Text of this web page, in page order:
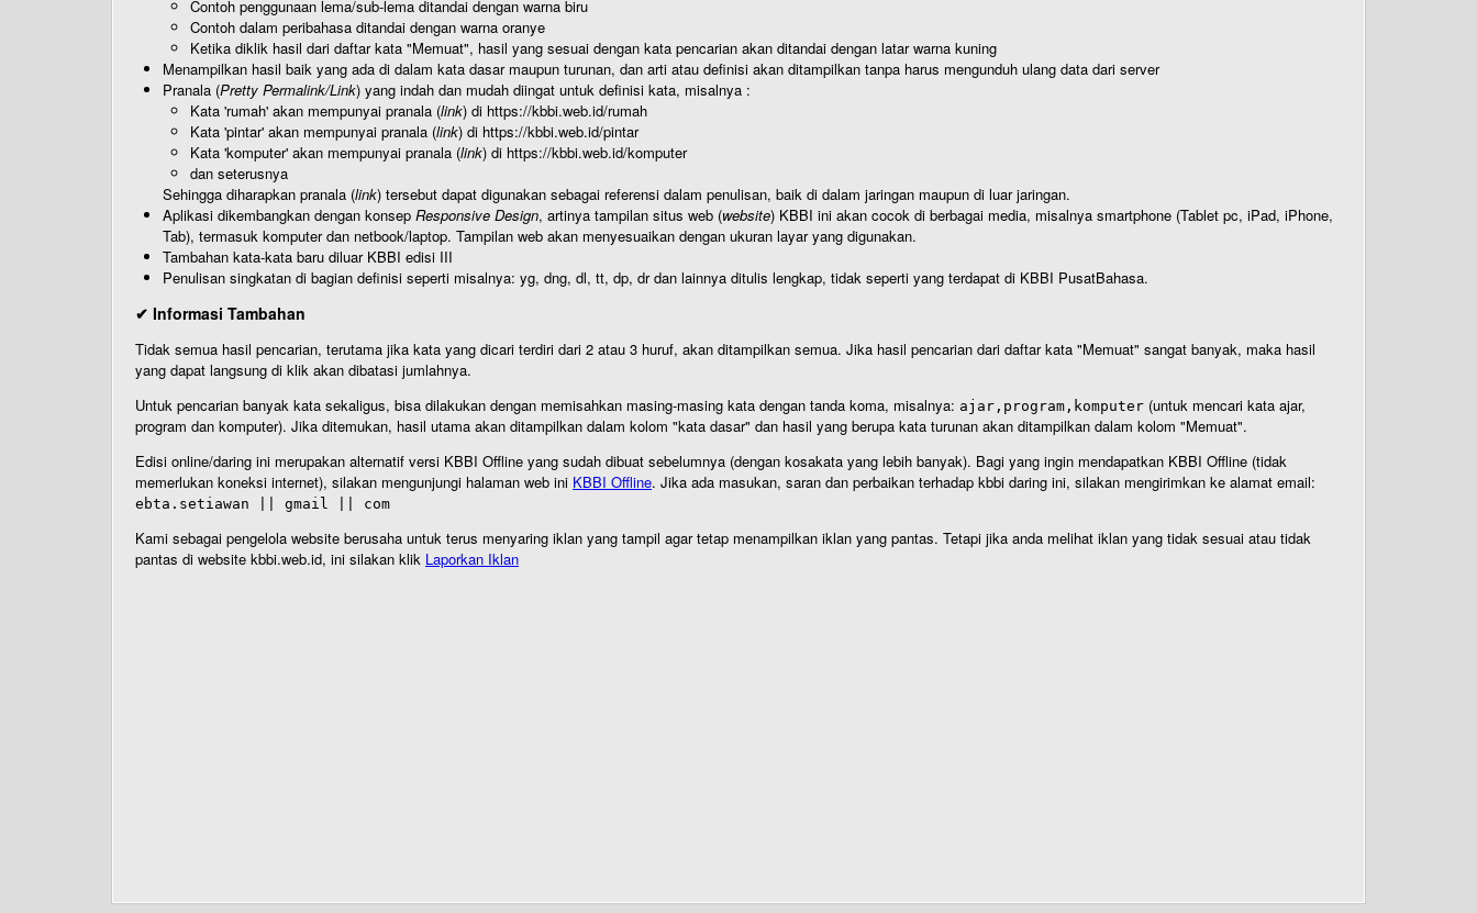
Contoh penggunaan lema/sub-lema ditandai dengan warna biru
Contoh dalam peribahasa ditandai dengan warna oranye
Ketika diklik hasil dari daftar kata "Memuat", hasil yang sesuai dengan kata pencarian akan ditandai dengan latar warna kuning
Menampilkan hasil baik yang ada di dalam kata dasar maupun turunan, dan arti atau definisi akan ditampilkan tanpa harus mengunduh ulang data dari server
Pranala (Pretty Permalink/Link) yang indah dan mudah diingat untuk definisi kata, misalnya :
Kata 'rumah' akan mempunyai pranala (link) di https://kbbi.web.id/rumah
Kata 'pintar' akan mempunyai pranala (link) di https://kbbi.web.id/pintar
Kata 'komputer' akan mempunyai pranala (link) di https://kbbi.web.id/komputer
dan seterusnya
Sehingga diharapkan pranala (link) tersebut dapat digunakan sebagai referensi dalam penulisan, baik di dalam jaringan maupun di luar jaringan.
Aplikasi dikembangkan dengan konsep Responsive Design, artinya tampilan situs web (website) KBBI ini akan cocok di berbagai media, misalnya smartphone (Tablet pc, iPad, iPhone,
Tab), termasuk komputer dan netbook/laptop. Tampilan web akan menyesuaikan dengan ukuran layar yang digunakan.
Tambahan kata-kata baru diluar KBBI edisi III
Penulisan singkatan di bagian definisi seperti misalnya: yg, dng, dl, tt, dp, dr dan lainnya ditulis lengkap, tidak seperti yang terdapat di KBBI PusatBahasa.
✔ Informasi Tambahan
Tidak semua hasil pencarian, terutama jika kata yang dicari terdiri dari 2 atau 3 huruf, akan ditampilkan semua. Jika hasil pencarian dari daftar kata "Memuat" sangat banyak, maka hasil
yang dapat langsung di klik akan dibatasi jumlahnya.
Untuk pencarian banyak kata sekaligus, bisa dilakukan dengan memisahkan masing-masing kata dengan tanda koma, misalnya: ajar,program,komputer (untuk mencari kata ajar,
program dan komputer). Jika ditemukan, hasil utama akan ditampilkan dalam kolom "kata dasar" dan hasil yang berupa kata turunan akan ditampilkan dalam kolom "Memuat".
Edisi online/daring ini merupakan alternatif versi KBBI Offline yang sudah dibuat sebelumnya (dengan kosakata yang lebih banyak). Bagi yang ingin mendapatkan KBBI Offline (tidak
memerlukan koneksi internet), silakan mengunjungi halaman web ini KBBI Offline. Jika ada masukan, saran dan perbaikan terhadap kbbi daring ini, silakan mengirimkan ke alamat email:
ebta.setiawan || gmail || com
Kami sebagai pengelola website berusaha untuk terus menyaring iklan yang tampil agar tetap menampilkan iklan yang pantas. Tetapi jika anda melihat iklan yang tidak sesuai atau tidak
pantas di website kbbi.web.id, ini silakan klik Laporkan Iklan